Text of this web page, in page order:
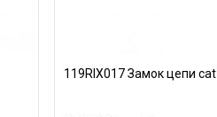
119RIX017 Замок цепи cat